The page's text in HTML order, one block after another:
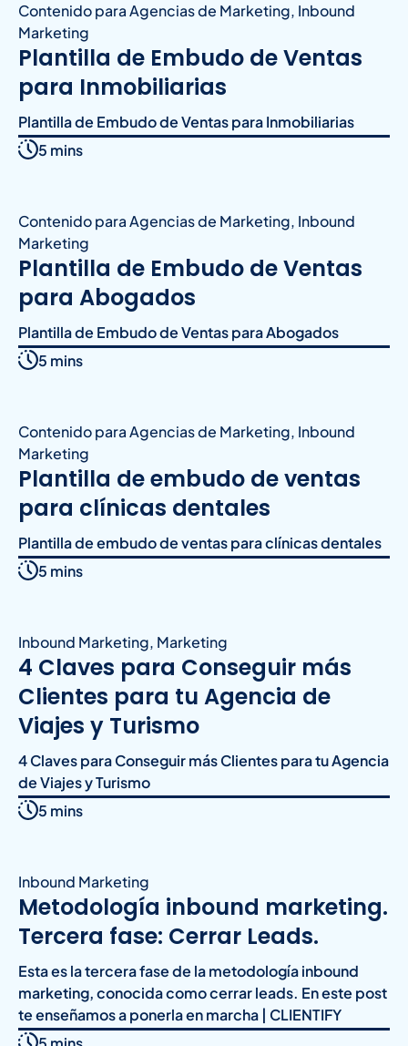
Contenido para Agencias de Marketing, Inbound
Marketing
Plantilla de Embudo de Ventas
para Inmobiliarias
Plantilla de Embudo de Ventas para Inmobiliarias
5 mins
Contenido para Agencias de Marketing, Inbound
Marketing
Plantilla de Embudo de Ventas
para Abogados
Plantilla de Embudo de Ventas para Abogados
5 mins
Contenido para Agencias de Marketing, Inbound
Marketing
Plantilla de embudo de ventas
para clínicas dentales
Plantilla de embudo de ventas para clínicas dentales
5 mins
Inbound Marketing, Marketing
4 Claves para Conseguir más
Clientes para tu Agencia de
Viajes y Turismo
4 Claves para Conseguir más Clientes para tu Agencia
de Viajes y Turismo
5 mins
Inbound Marketing
Metodología inbound marketing.
Tercera fase: Cerrar Leads.
Esta es la tercera fase de la metodología inbound
marketing, conocida como cerrar leads. En este post
te enseñamos a ponerla en marcha | CLIENTIFY